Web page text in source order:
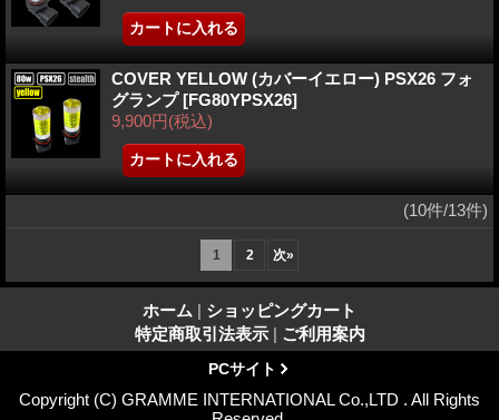
COVER YELLOW (カバーイエロー) PSX26 フォ
グランプ[FG80YPSX26]
9,900円(税込)
(10件/13件)
1 2 次»
ホーム | ショッピングカート
特定商取引法表示 | ご利用案内
PCサイト
Copyright (C) GRAMME INTERNATIONAL Co.,LTD . All Rights